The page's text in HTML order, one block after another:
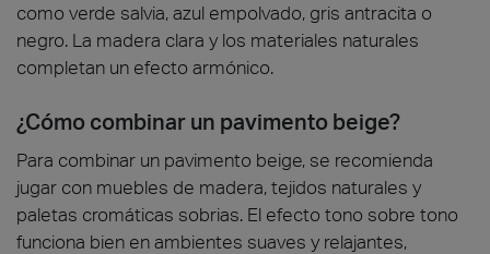
como verde salvia, azul empolvado, gris antracita o
negro. La madera clara y los materiales naturales
completan un efecto armónico.
¿Cómo combinar un pavimento beige?
Para combinar un pavimento beige, se recomienda
jugar con muebles de madera, tejidos naturales y
paletas cromáticas sobrias. El efecto tono sobre tono
funciona bien en ambientes suaves y relajantes,